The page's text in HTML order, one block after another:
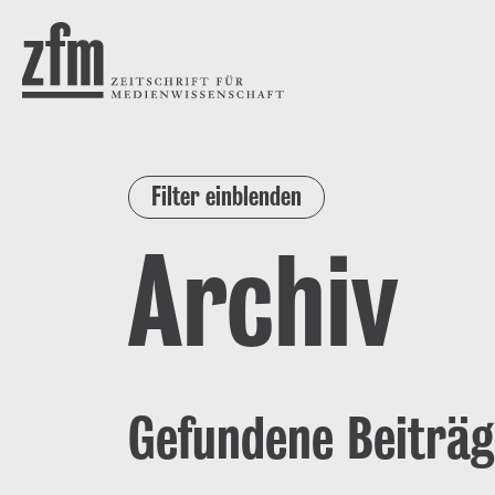
ZEITSCHRIFT FÜR
MEDIENWISSENSCHAFT
Filter einblenden
Archiv
Gefundene